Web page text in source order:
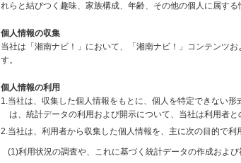
れらと結びつく趣味、家族構成、年齢、その他の個人に属する
個人情報の収集
当社は「湘南ナビ！」において、「湘南ナビ！」コンテンツ
す。
個人情報の利用
1.当社は、収集した個人情報をもとに、個人を特定できない
は、統計データの利用および開示について、当社は利用者
2.当社は、利用者から収集した個人情報を、主に次の目的で利
(1)利用状況の調査や、これに基づく統計データの作成およ